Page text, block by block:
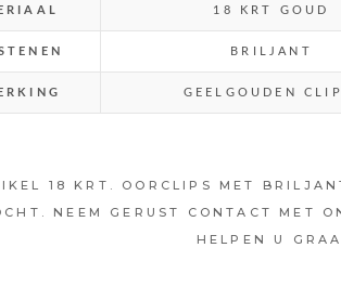
18 KRT GOUD
BRILJANT
GEELGOUDEN
18 KRT. OORCLIPS MET
NEEM GERUST CONTACT MET
HELPEN U